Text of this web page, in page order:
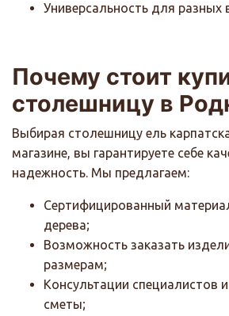
Универсальность для разных
Почему стоит
столешницу в
Выбирая столешницу ель
магазине, вы гарантируете себе
надежность. Мы предлагаем:
Сертифицированный
дерева;
Возможность заказать
размерам;
Консультации специалистов
сметы;